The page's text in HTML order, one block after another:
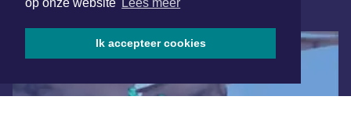
op onze website Lees meer
Ik accepteer cookies
ONLINE DAGBLADEN